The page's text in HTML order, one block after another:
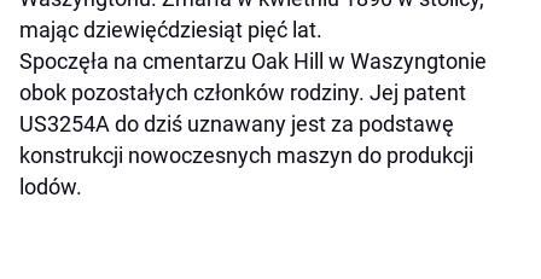
mając dziewięćdziesiąt pięć lat.
Spoczęła na cmentarzu Oak Hill w Waszyngtonie
obok pozostałych członków rodziny. Jej patent
US3254A do dziś uznawany jest za podstawę
konstrukcji nowoczesnych maszyn do produkcji
lodów.